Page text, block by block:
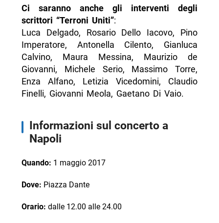
Ci saranno anche gli interventi degli
scrittori “Terroni Uniti”:
Luca Delgado, Rosario Dello Iacovo, Pino
Imperatore, Antonella Cilento, Gianluca
Calvino, Maura Messina, Maurizio de
Giovanni, Michele Serio, Massimo Torre,
Enza Alfano, Letizia Vicedomini, Claudio
Finelli, Giovanni Meola, Gaetano Di Vaio.
Informazioni sul concerto a
Napoli
Quando: 1 maggio 2017
Dove: Piazza Dante
Orario: dalle 12.00 alle 24.00